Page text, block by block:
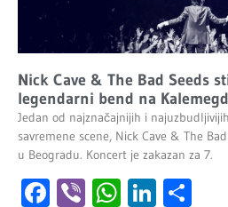
Nick Cave & The Bad Seeds
legendarni bend na
Jedan od najznačajnijih i
savremene scene, Nick Cave & The
u Beogradu. Koncert je zakazan za 7.
Facebook
ViberWhatsApp